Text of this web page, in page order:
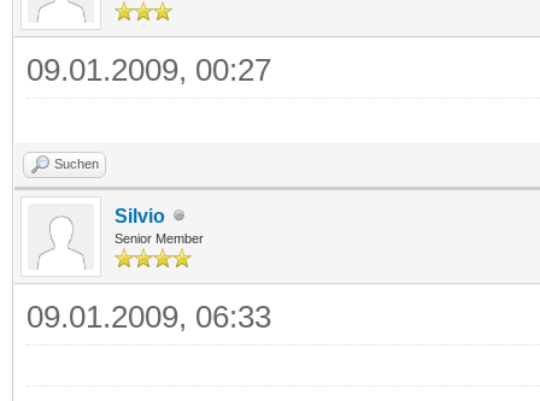
09.01.2009, 00:27
Suchen
Silvio
Senior Member
09.01.2009, 06:33